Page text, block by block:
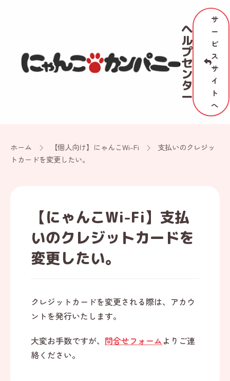
ヘ
ル
プ
セ
ン
タ
ー
サ
ー
ビ
ス
サ
イ
ト
へ
ホーム 【個人向け】にゃんこWi-Fi
支払いのクレジッ
トカードを変更したい。
【にゃんこWi-Fi】支払
いのクレジットカードを
変更したい。
クレジットカードを変更される際は、アカウ
ントを発行いたします。
大変お手数ですが、 問合せフォームよりご連
絡ください。